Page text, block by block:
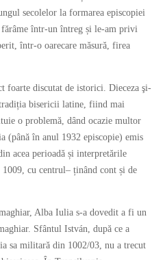
secolelor la formarea episcopiei
fărâme într-un întreg și le-am privi
într-o oarecare măsură, firea
foarte discutat de istorici. Dieceza şi-
bisericii latine, fiind mai
o problemă, dând ocazie multor
(până în anul 1932 episcopie) emis
acea perioadă și interpretările
cu centrul– ținând cont și de
Alba Iulia s-a dovedit a fi un
Sfântul István, după ce a
sa militară din 1002/03, nu a trecut